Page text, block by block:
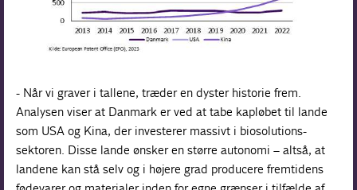
- Når vi graver i tallene, træder en dyster historie frem.
Analysen viser at Danmark er ved at tabe kapløbet til lande
som USA og Kina, der investerer massivt i biosolutions-
sektoren. Disse lande ønsker en større autonomi – altså, at
landene kan stå selv og i højere grad producere fremtidens